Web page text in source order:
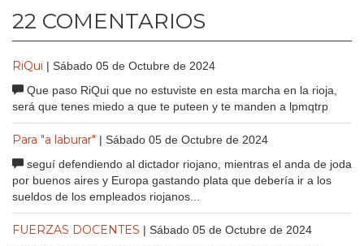
22 COMENTARIOS
RiQui | Sábado 05 de Octubre de 2024
Que paso RiQui que no estuviste en esta marcha en la rioja,
será que tenes miedo a que te puteen y te manden a lpmqtrp
Para "a laburar" | Sábado 05 de Octubre de 2024
seguí defendiendo al dictador riojano, mientras el anda de joda
por buenos aires y Europa gastando plata que debería ir a los
sueldos de los empleados riojanos...
FUERZAS DOCENTES | Sábado 05 de Octubre de 2024